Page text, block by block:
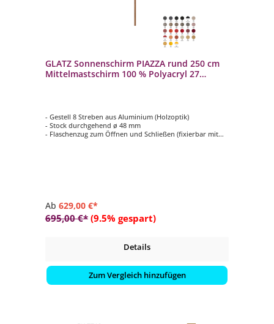
GLATZ Sonnenschirm PIAZZA rund 250 cm
Mittelmastschirm 100 % Polyacryl 27
- Gestell 8 Streben aus Aluminium (Holzoptik)
- Stock durchgehend ø 48 mm
- Flaschenzug zum Öffnen und Schließen (fixierbar mit
Ab 629,00 €*
695,00 €* (9.5% gespart)
Details
Zum Vergleich hinzufügen